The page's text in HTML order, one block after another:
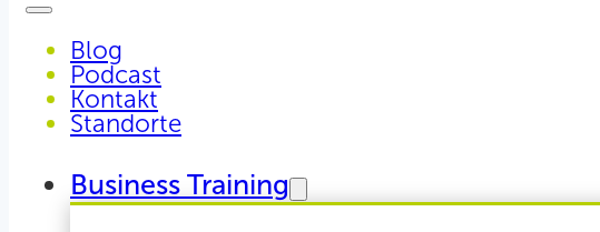
Blog
Podcast
Kontakt
Standorte
Business Training